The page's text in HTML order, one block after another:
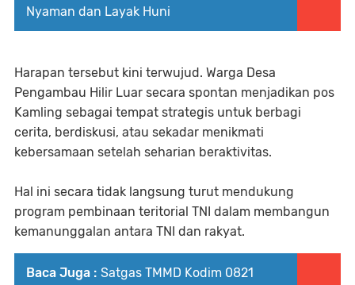
Nyaman dan Layak Huni
Harapan tersebut kini terwujud. Warga Desa
Pengambau Hilir Luar secara spontan menjadikan pos
Kamling sebagai tempat strategis untuk berbagi
cerita, berdiskusi, atau sekadar menikmati
kebersamaan setelah seharian beraktivitas.
Hal ini secara tidak langsung turut mendukung
program pembinaan teritorial TNI dalam membangun
kemanunggalan antara TNI dan rakyat.
Baca Juga : Satgas TMMD Kodim 0821